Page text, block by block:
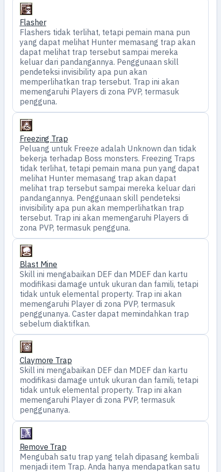
Flasher
Flashers tidak terlihat, tetapi pemain mana pun
yang dapat melihat Hunter memasang trap akan
dapat melihat trap tersebut sampai mereka
keluar dari pandangannya. Penggunaan skill
pendeteksi invisibility apa pun akan
memperlihatkan trap tersebut. Trap ini akan
memengaruhi Players di zona PVP, termasuk
pengguna.
Freezing Trap
Peluang untuk Freeze adalah Unknown dan tidak
bekerja terhadap Boss monsters. Freezing Traps
tidak terlihat, tetapi pemain mana pun yang dapat
melihat Hunter memasang trap akan dapat
melihat trap tersebut sampai mereka keluar dari
pandangannya. Penggunaan skill pendeteksi
invisibility apa pun akan memperlihatkan trap
tersebut. Trap ini akan memengaruhi Players di
zona PVP, termasuk pengguna.
Blast Mine
Skill ini mengabaikan DEF dan MDEF dan kartu
modifikasi damage untuk ukuran dan famili, tetapi
tidak untuk elemental property. Trap ini akan
memengaruhi Player di zona PVP, termasuk
penggunanya. Caster dapat memindahkan trap
sebelum diaktifkan.
Claymore Trap
Skill ini mengabaikan DEF dan MDEF dan kartu
modifikasi damage untuk ukuran dan famili, tetapi
tidak untuk elemental property. Trap ini akan
memengaruhi Player di zona PVP, termasuk
penggunanya.
Remove Trap
Mengubah satu trap yang telah dipasang kembali
menjadi item Trap. Anda hanya mendapatkan satu